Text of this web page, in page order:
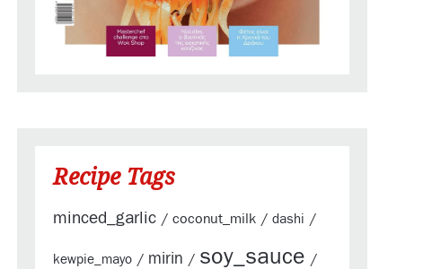
Recipe Tags
minced_garlic / coconut_milk / dashi /
kewpie_mayo / mirin / soy_sauce /